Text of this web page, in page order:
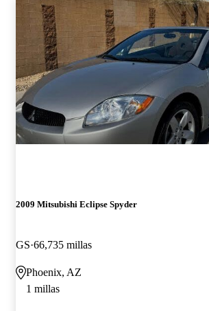
2009 Mitsubishi Eclipse Spyder
GS 66,735 millas
Phoenix, AZ
1 millas